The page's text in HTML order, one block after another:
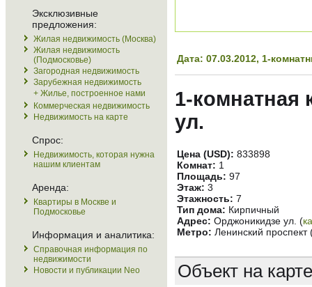
Эксклюзивные
предложения:
Жилая недвижимость (Москва)
Жилая недвижимость
(Подмосковье)
Загородная недвижимость
Зарубежная недвижимость
+ Жилье, построенное нами
Коммерческая недвижимость
Недвижимость на карте
Спрос:
Недвижимость, которая нужна
нашим клиентам
Аренда:
Квартиры в Москве и
Подмосковье
Информация и аналитика:
Справочная информация по
недвижимости
Новости и публикации Neo
Дата: 07.03.2012, 1-
1-комнатная
ул.
Цена (USD): 833898
Комнат: 1
Площадь: 97
Этаж: 3
Этажность: 7
Тип дома: Кирпичный
Адрес: Орджоникидзе ул. (
Метро: Ленинский проспект
Объект на карте